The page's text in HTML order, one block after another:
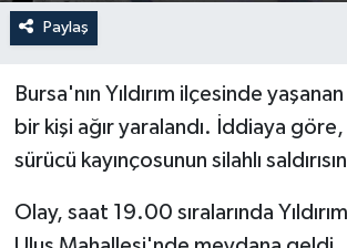
Paylaş
Bursa'nın Yıldırım ilçesinde yaşanan
bir kişi ağır yaralandı. İddiaya
sürücü kayınçosunun silahlı
Olay, saat 19.00 sıralarında